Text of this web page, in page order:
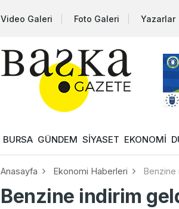
Video Galeri Foto Galeri Yazarlar
BURSA GÜNDEM SİYASET EKONOMİ
Anasayfa Ekonomi Haberleri Benzine
Benzine indirim